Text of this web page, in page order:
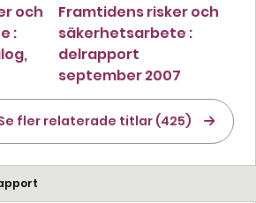
och
:
Framtidens risker och
säkerhetsarbete :
delrapport
september 2007
fler relaterade titlar (425)